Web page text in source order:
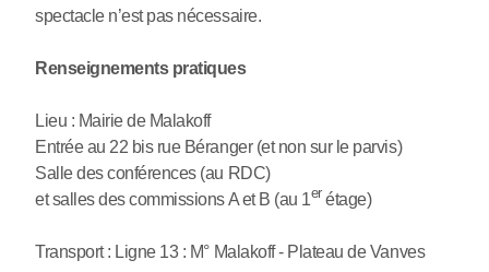
spectacle n’est pas nécessaire.
Renseignements pratiques
Lieu : Mairie de Malakoff
Entrée au 22 bis rue Béranger (et non sur le parvis)
Salle des conférences (au RDC)
et salles des commissions A et B (au 1er étage)
Transport : Ligne 13 : M° Malakoff - Plateau de Vanves